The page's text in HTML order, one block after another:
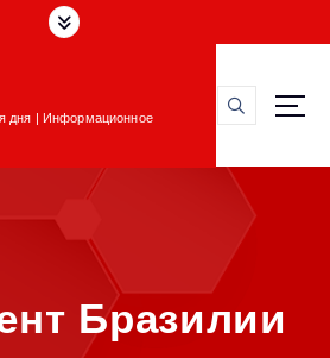
дня | Информационное
Бразилии